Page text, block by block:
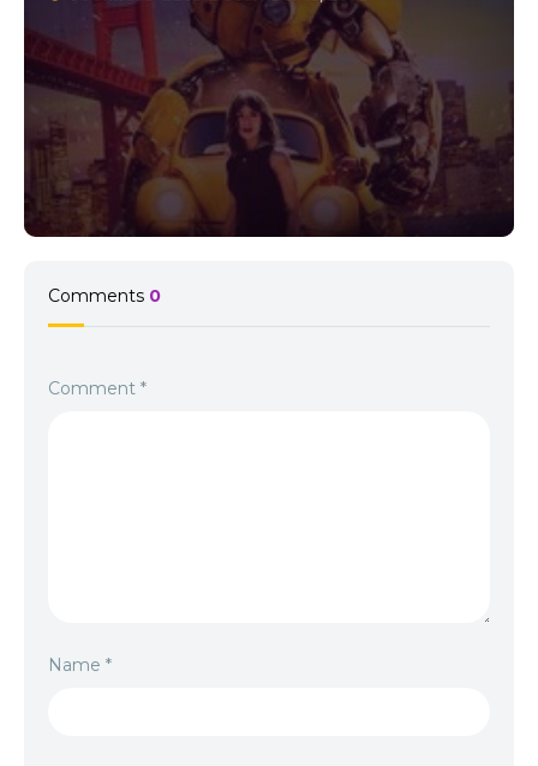
Subtitrat!
Comments 0
Comment *
Name *